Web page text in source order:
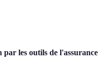
les outils de l'assurance